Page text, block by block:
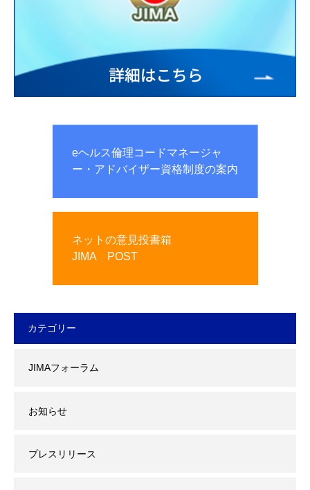
eヘルス倫理コードマネージャ
ー・アドバイザー資格制度の案内
ネットの意見投書箱
JIMA POST
カテゴリー
JIMAフォーラム
お知らせ
プレスリリース